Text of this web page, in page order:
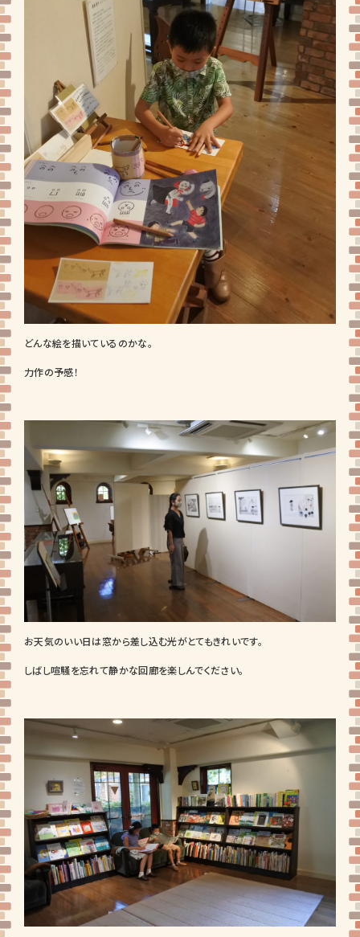
どんな絵を描いているのかな。
力作の予感！
お天気のいい日は窓から差し込む光がとてもきれいです。
しばし喧騒を忘れて静かな回廊を楽しんでください。